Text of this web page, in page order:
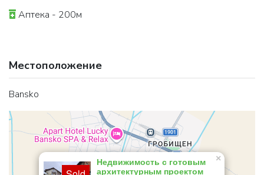
Аптека - 200м
Местоположение
Bansko
Недвижимость с готовым
архитектурным проектом
×